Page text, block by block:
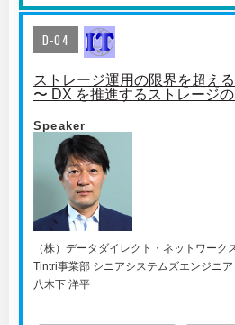
D-04
ストレージ運用の限界を超える
〜 DX を推進するストレージ
Speaker
（株）データダイレクト・ネットワーク
Tintri事業部 シニアシステムズエンジニア
八木下 洋平